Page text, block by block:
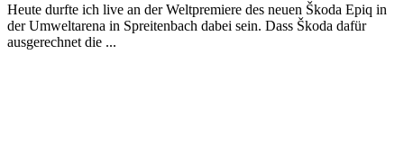
Heute durfte ich live an der Weltpremiere des neuen Škoda Epiq in
der Umweltarena in Spreitenbach dabei sein. Dass Škoda dafür
ausgerechnet die ...